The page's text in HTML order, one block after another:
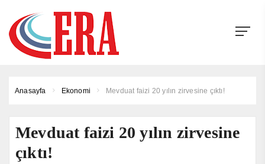
Anasayfa Ekonomi Mevduat faizi 20 yılın zirvesine çıktı!
Mevduat faizi 20 yılın zirvesine
çıktı!